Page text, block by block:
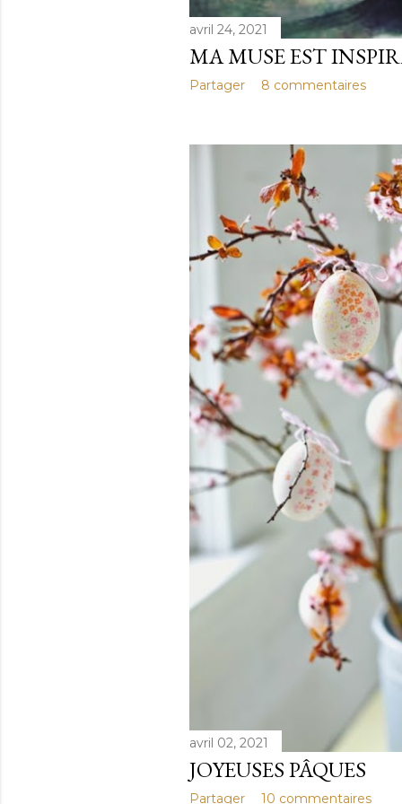
avril 24, 2021
MA MUSE EST
Partager 8 commentaires
avril 02, 2021
JOYEUSES PÂQUES
Partager 10 commentaires